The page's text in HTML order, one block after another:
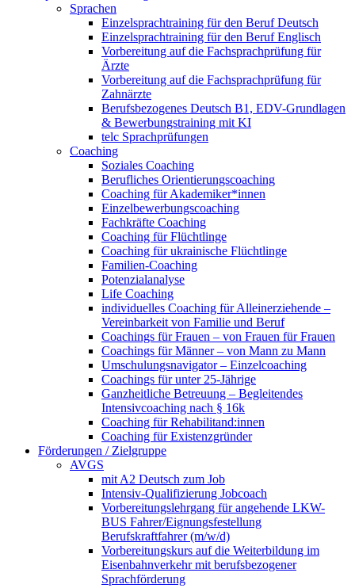
Sprachen
Einzelsprachtraining für den Beruf Deutsch
Einzelsprachtraining für den Beruf Englisch
Vorbereitung auf die Fachsprachprüfung für
Ärzte
Vorbereitung auf die Fachsprachprüfung für
Zahnärzte
Berufsbezogenes Deutsch B1, EDV-Grundlagen
& Bewerbungstraining mit KI
telc Sprachprüfungen
Coaching
Soziales Coaching
Berufliches Orientierungscoaching
Coaching für Akademiker*innen
Einzelbewerbungscoaching
Fachkräfte Coaching
Coaching für Flüchtlinge
Coaching für ukrainische Flüchtlinge
Familien-Coaching
Potenzialanalyse
Life Coaching
individuelles Coaching für Alleinerziehende –
Vereinbarkeit von Familie und Beruf
Coachings für Frauen – von Frauen für Frauen
Coachings für Männer – von Mann zu Mann
Umschulungsnavigator – Einzelcoaching
Coachings für unter 25-Jährige
Ganzheitliche Betreuung – Begleitendes
Intensivcoaching nach § 16k
Coaching für Rehabilitand:innen
Coaching für Existenzgründer
Förderungen / Zielgruppe
AVGS
mit A2 Deutsch zum Job
Intensiv-Qualifizierung Jobcoach
Vorbereitungslehrgang für angehende LKW-
BUS Fahrer/Eignungsfestellung
Berufskraftfahrer (m/w/d)
Vorbereitungskurs auf die Weiterbildung im
Eisenbahnverkehr mit berufsbezogener
Sprachförderung